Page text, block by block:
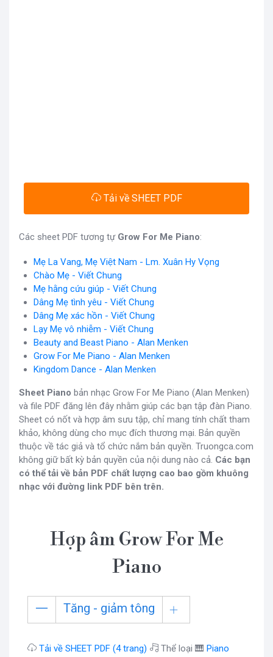
Tải về SHEET PDF
Các sheet PDF tương tự Grow For Me Piano:
Mẹ La Vang, Mẹ Việt Nam - Lm. Xuân Hy Vọng
Chào Mẹ - Viết Chung
Mẹ hằng cứu giúp - Viết Chung
Dâng Mẹ tình yêu - Viết Chung
Dâng Mẹ xác hồn - Viết Chung
Lạy Mẹ vô nhiễm - Viết Chung
Beauty and Beast Piano - Alan Menken
Grow For Me Piano - Alan Menken
Kingdom Dance - Alan Menken
Sheet Piano bản nhạc Grow For Me Piano (Alan Menken)
và file PDF đăng lên đây nhằm giúp các bạn tập đàn Piano.
Sheet có nốt và hợp âm sưu tập, chỉ mang tính chất tham
khảo, không dùng cho mục đích thương mại. Bản quyền
thuộc về tác giả và tổ chức nắm bản quyền. Truongca.com
không giữ bất kỳ bản quyền của nội dung nào cả. Các bạn
có thể tải về bản PDF chất lượng cao bao gồm khuông
nhạc với đường link PDF bên trên.
Hợp âm Grow For Me
Piano
Tăng - giảm tông
Tải về SHEET PDF (4 trang) Thể loại 🎹 Piano